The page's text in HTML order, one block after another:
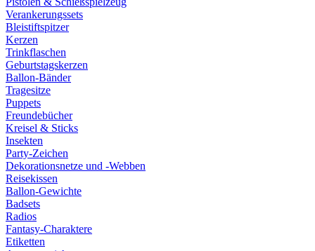
Verankerungssets
Bleistiftspitzer
Kerzen
Trinkflaschen
Geburtstagskerzen
Ballon-Bänder
Tragesitze
Puppets
Freundebücher
Kreisel & Sticks
Insekten
Party-Zeichen
Dekorationsnetze und -Webben
Reisekissen
Ballon-Gewichte
Badsets
Radios
Fantasy-Charaktere
Etiketten